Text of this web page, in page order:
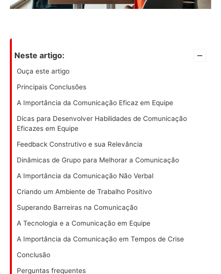
Neste artigo: –
Ouça este artigo
Principais Conclusões
A Importância da Comunicação Eficaz em Equipe
Dicas para Desenvolver Habilidades de Comunicação
Eficazes em Equipe
Feedback Construtivo e sua Relevância
Dinâmicas de Grupo para Melhorar a Comunicação
A Importância da Comunicação Não Verbal
Criando um Ambiente de Trabalho Positivo
Superando Barreiras na Comunicação
A Tecnologia e a Comunicação em Equipe
A Importância da Comunicação em Tempos de Crise
Conclusão
Perguntas frequentes